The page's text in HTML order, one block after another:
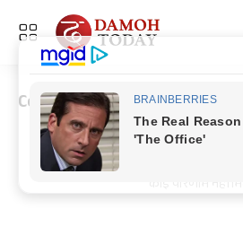
Corona Fighter